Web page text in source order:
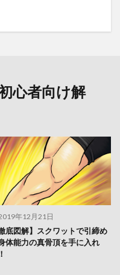
心者向け解
年12月21日
徹底図解】スクワットで引締め
体能力の真骨頂を手に入れ